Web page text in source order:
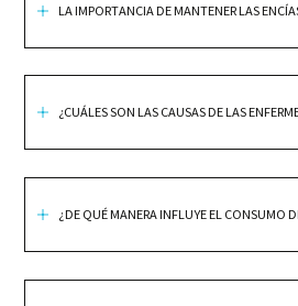
LA IMPORTANCIA DE MANTENER LAS
¿CUÁLES SON LAS CAUSAS DE LAS
¿DE QUÉ MANERA INFLUYE EL CONSUMO